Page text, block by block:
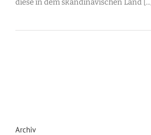
diese in dem skandinavischen Land [...]
Archiv